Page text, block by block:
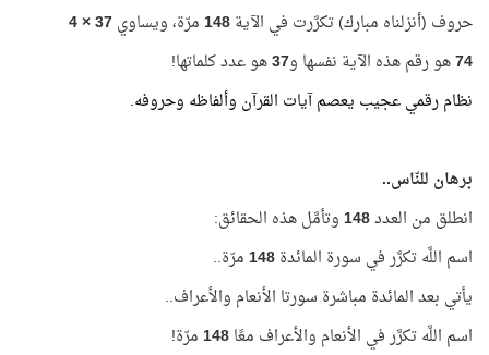
حروف (أنزلناه مبارك) تكرَّرت في الآية148مرّة، ويساوي37 × 4
74هو رقم هذه الآية نفسها و37هو عدد كلماتها!
نظام رقمي عجيب يعصم آيات القرآن وألفاظه وحروفه.
برهان للنّاس..
انطلق من العدد148وتأمَّل هذه الحقائق:
اسم اللَّه تكرَّر في سورة المائدة148مرّة..
يأتي بعد المائدة مباشرة سورتا الأنعام والأعراف..
اسم اللَّه تكرَّر في الأنعام والأعراف معًا148مرّة!